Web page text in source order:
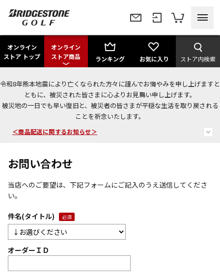
オンライン
ストア トップ
オンライン
ストア商品
ランキング お気に入り ストア内検索
令和8年熊本地震により亡くなられた方々に謹んでお悔やみを申し上げますと
ともに、被災された皆さまに心よりお見舞い申し上げます。
被災地の一日でも早い復旧と、被災者の皆さまが平穏な生活を取り戻される
ことを祈念いたします。
＜夏季休暇中のご注文・発送・お問い合わせ＞
今なら新規会員登録で1,000円OFFクーポンプレゼント！
＜商品配送に関するお知らせ＞
お問い合わせ
当店へのご要望は、下記フォームにご記入のうえ送信してくださ
い。
件名(タイトル)
オーダーＩＤ